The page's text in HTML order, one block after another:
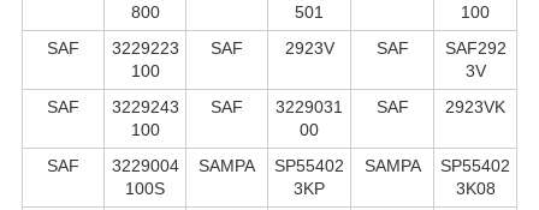
800
501
100
SAF
3229223
100
SAF 2923V SAF
SAF292
3V
SAF
3229243
100
SAF
3229031
00
SAF 2923VK
SAF
3229004
100S
SAMPA
SP55402
3KP
SAMPA
SP55402
3K08